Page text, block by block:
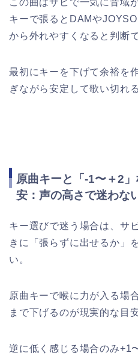
キーで張るとDAMや
から外れやすくなると判断
最初にキーを下げて余裕を
ぎながら安定して歌い切れ
原曲キーと「-1〜＋2
安：声の高さで迷わな
キー選びで迷う場合は、サ
きに「張らずに出せるか」
い。
原曲キーで喉に力が入る場
まで下げるのが現実的な目
逆に低く感じる場合のみ+1